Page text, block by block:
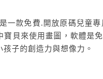
一款免費.開放原碼兒童
寶貝來使用畫圖，軟體是
子的創造力與想像力。